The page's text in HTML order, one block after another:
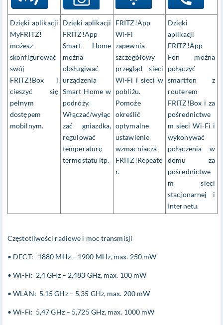
Dzięki aplikacji
MyFRITZ!
możesz
skonfigurować
swój
FRITZ!Box i
cieszyć się
pełnym
dostępem
mobilnym.
Dzięki aplikacji
FRITZ!App
Smart Home
można
obsługiwać
urządzenia
Smart Home w
podróży.
Włączać/wyłąc
zać gniazdka,
regulować
temperaturę
termostatu itp.
FRITZ!App
Wi-Fi
zapewnia
szczegółowy
przegląd sieci
Wi-Fi i sieci w
pobliżu.
Pomoże
określić
optymalne
ustawienie
wzmacniacza
FRITZ!Repeate
r.
Dzięki
aplikacji
FRITZ!App
Fon można
połączyć
smartfon z
routerem
FRITZ!Box i za
pośrednictwe
m sieci Wi-Fi i
wykonywać
połączenia w
domu za
pośrednictwe
m sieci
stacjonarnej i
Internetu.
Częstotliwości radiowe i moc transmisji
• DECT: 1880 MHz – 1900 MHz, max. 250 mW
• Wi-Fi: 2,4 GHz – 2,483 GHz, max. 100 mW
• WLAN: 5,15 GHz – 5,35 GHz, max. 200 mW
• Wi-Fi: 5,47 GHz – 5,725 GHz, max. 1000 mW